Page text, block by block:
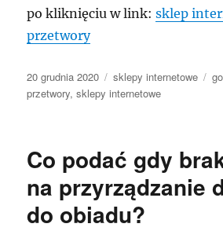
po kliknięciu w link:sklep
przetwory
Data
publikacji
20 grudnia 2020 Kategorie
sklepy internetowe
przetwory,sklepy internetowe
Co podać gdy
na przyrządzanie
do obiadu?